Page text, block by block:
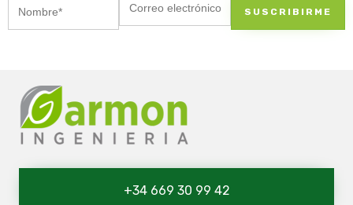
+34 669 30 99 42